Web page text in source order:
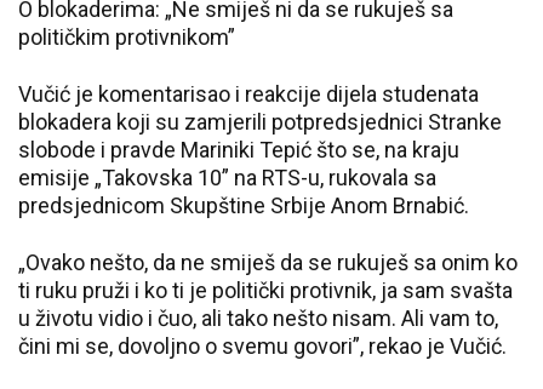
O blokaderima: „Ne smiješ ni da se rukuješ sa
političkim protivnikom”
Vučić je komentarisao i reakcije dijela studenata
blokadera koji su zamjerili potpredsjednici Stranke
slobode i pravde Mariniki Tepić što se, na kraju
emisije „Takovska 10” na RTS-u, rukovala sa
predsjednicom Skupštine Srbije Anom Brnabić.
„Ovako nešto, da ne smiješ da se rukuješ sa onim ko
ti ruku pruži i ko ti je politički protivnik, ja sam svašta
u životu vidio i čuo, ali tako nešto nisam. Ali vam to,
čini mi se, dovoljno o svemu govori”, rekao je Vučić.